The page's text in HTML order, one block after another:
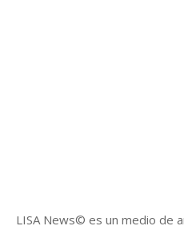
LISA News© es un medio de